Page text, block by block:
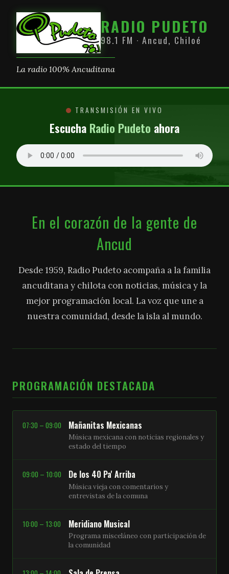
RADIO PUDETO
98.1 FM · Ancud, Chiloé
La radio 100% Ancuditana
TRANSMISIÓN EN VIVO
Escucha Radio Pudeto ahora
En el corazón de la gente de
Ancud
Desde 1959, Radio Pudeto acompaña a la familia
ancuditana y chilota con noticias, música y la
mejor programación local. La voz que une a
nuestra comunidad, desde la isla al mundo.
PROGRAMACIÓN DESTACADA
07:30 – 09:00 Mañanitas Mexicanas
Música mexicana con noticias regionales y
estado del tiempo
09:00 – 10:00 De los 40 Pa' Arriba
Música vieja con comentarios y
entrevistas de la comuna
10:00 – 13:00 Meridiano Musical
Programa misceláneo con participación de
la comunidad